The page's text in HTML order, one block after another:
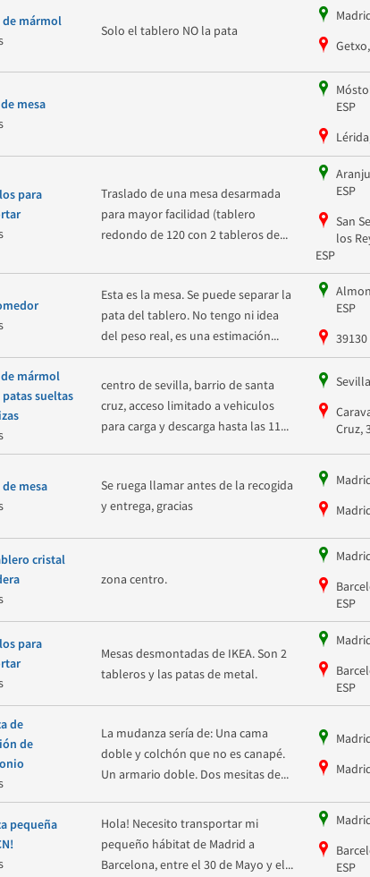
de mármol
Solo el tablero NO la pata
mesa
ESP
para
Traslado de una mesa desarmada
para mayor facilidad (tablero
redondo de 120 con 2 tableros de...
ESP
San
los
ESP
Esta es la mesa. Se puede separar la
pata del tablero. No tengo ni idea
del peso real, es una estimación...
ESP
39130
mármol
sueltas
centro de sevilla, barrio de santa
cruz, acceso limitado a vehiculos
para carga y descarga hasta las 11...
Cruz,
mesa
Se ruega llamar antes de la recogida
y entrega, gracias
cristal
zona centro.
ESP
para
Mesas desmontadas de IKEA. Son 2
tableros y las patas de metal.
ESP
de
de
La mudanza sería de: Una cama
doble y colchón que no es canapé.
Un armario doble. Dos mesitas de...
pequeña
Hola! Necesito transportar mi
pequeño hábitat de Madrid a
Barcelona, entre el 30 de Mayo y el...
ESP